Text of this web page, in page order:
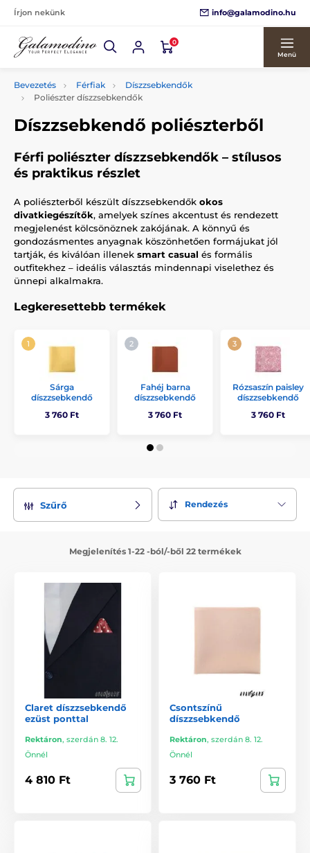
Írjon nekünk info@galamodino.hu
0
Menü
Bevezetés Férfiak
Díszzsebkendők
Poliészter díszzsebkendők
Díszzsebkendő poliészterből
Férfi poliészter díszzsebkendők – stílusos
és praktikus részlet
A poliészterből készült díszzsebkendők okos
divatkiegészítők, amelyek színes akcentust és rendezett
megjelenést kölcsönöznek zakójának. A könnyű és
gondozásmentes anyagnak köszönhetően formájukat jól
tartják, és kiválóan illenek smart casual és formális
outfitekhez – ideális választás mindennapi viselethez és
ünnepi alkalmakra.
Legkeresettebb termékek
Sárga
díszzsebkendő
3 760 Ft
Fahéj barna
díszzsebkendő
3 760 Ft
Rózsaszín paisley
díszzsebkendő
3 760 Ft
Szűrő Rendezés
Megjelenítés 1-22 -ból/-ből 22 termékek
Claret díszzsebkendő
ezüst ponttal
Rektáron, szerdán 8. 12.
Önnél
4 810 Ft
Csontszínű
díszzsebkendő
Rektáron, szerdán 8. 12.
Önnél
3 760 Ft